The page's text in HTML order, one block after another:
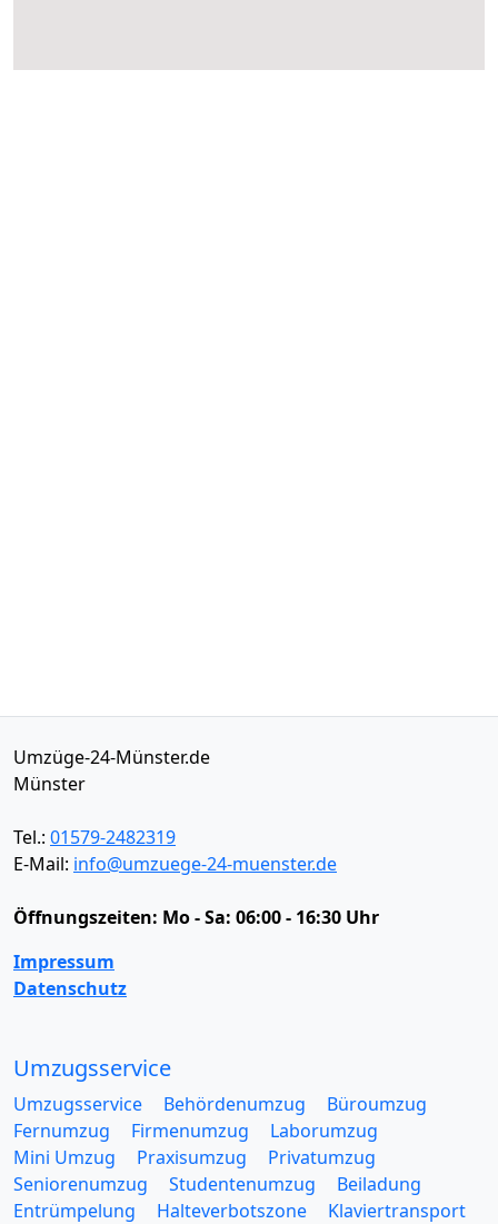
Umzüge-24-Münster.de
Münster
Tel.: 01579-2482319
E-Mail: info@umzuege-24-muenster.de
Öffnungszeiten: Mo - Sa: 06:00 - 16:30 Uhr
Impressum
Datenschutz
Umzugsservice
Umzugsservice Behördenumzug
Büroumzug
Fernumzug
Firmenumzug
Laborumzug
Mini Umzug
Praxisumzug
Privatumzug
Seniorenumzug
Studentenumzug
Beiladung
Entrümpelung
Halteverbotszone
Klaviertransport